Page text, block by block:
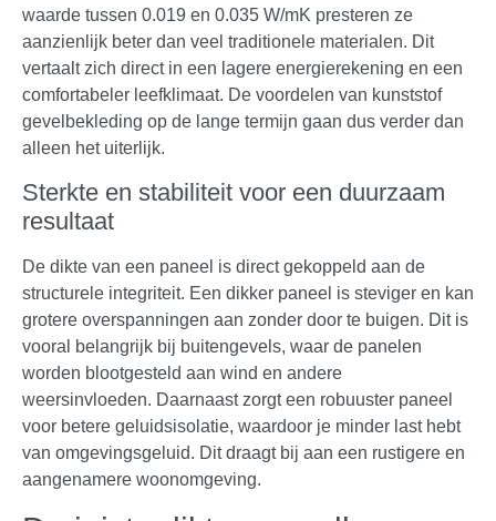
waarde tussen 0.019 en 0.035 W/mK presteren ze
aanzienlijk beter dan veel traditionele materialen. Dit
vertaalt zich direct in een lagere energierekening en een
comfortabeler leefklimaat. De voordelen van kunststof
gevelbekleding op de lange termijn gaan dus verder dan
alleen het uiterlijk.
Sterkte en stabiliteit voor een duurzaam
resultaat
De dikte van een paneel is direct gekoppeld aan de
structurele integriteit. Een dikker paneel is steviger en kan
grotere overspanningen aan zonder door te buigen. Dit is
vooral belangrijk bij buitengevels, waar de panelen
worden blootgesteld aan wind en andere
weersinvloeden. Daarnaast zorgt een robuuster paneel
voor betere geluidsisolatie, waardoor je minder last hebt
van omgevingsgeluid. Dit draagt bij aan een rustigere en
aangenamere woonomgeving.